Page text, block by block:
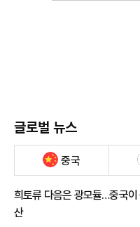
글로벌 뉴스
중국
희토류 다음은 광모듈…중국이
산